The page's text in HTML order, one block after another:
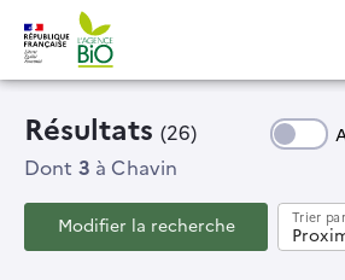
Résultats (26)
Dont 3 à Chavin
Modifier la recherche Trier par